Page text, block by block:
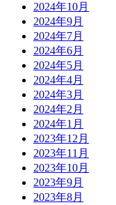
2024年10月
2024年9月
2024年7月
2024年6月
2024年5月
2024年4月
2024年3月
2024年2月
2024年1月
2023年12月
2023年11月
2023年10月
2023年9月
2023年8月